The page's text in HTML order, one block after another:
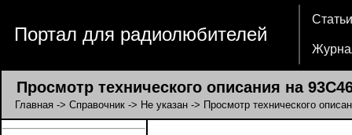
Портал для радиолюбителей
Статьи
Просмотр технического описания на
Главная -> Справочник -> Не указан -> Просмотр технического